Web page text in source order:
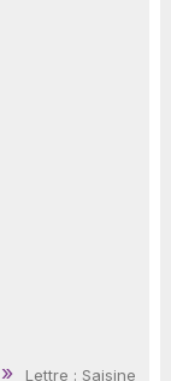
Lettre : Saisine